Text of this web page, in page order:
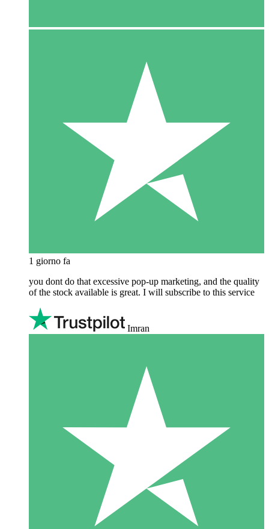
1 giorno fa
you dont do that excessive pop-up marketing, and the quality
of the stock available is great. I will subscribe to this service
Imran